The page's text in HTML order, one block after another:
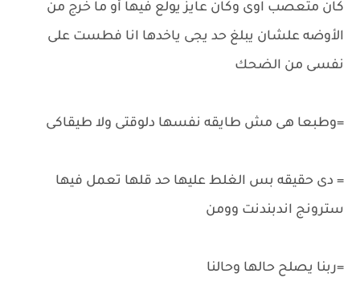
كان متعصب اوى وكان عايز يولع فيها أو ما خرج من
الأوضه علشان يبلغ حد يجى ياخدها انا فطست على
نفسى من الضحك
=وطبعا هى مش طايقه نفسها دلوقتى ولا طيقاكى
= دى حقيقه بس الغلط عليها حد قلها تعمل فيها
سترونج اندبندنت وومن
=ربنا يصلح حالها وحالنا